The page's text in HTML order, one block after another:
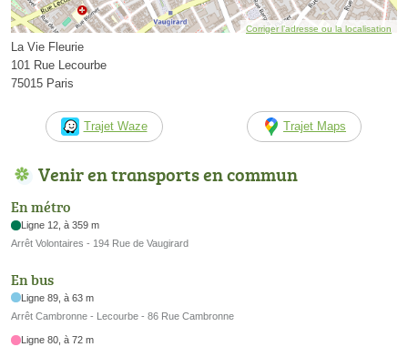
Corriger l’adresse ou la localisation
La Vie Fleurie
101 Rue Lecourbe
75015 Paris
Trajet Waze Trajet Maps
Venir en transports en commun
En métro
Ligne 12, à 359 m
Arrêt Volontaires - 194 Rue de Vaugirard
En bus
Ligne 89, à 63 m
Arrêt Cambronne - Lecourbe - 86 Rue Cambronne
Ligne 80, à 72 m